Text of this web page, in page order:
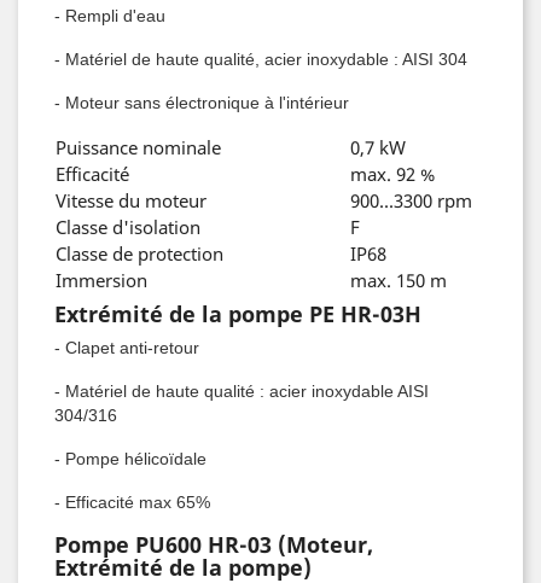
- Rempli d'eau
- Matériel de haute qualité, acier inoxydable : AISI 304
- Moteur sans électronique à l'intérieur
Puissance nominale
0,7 kW
Efficacité
max. 92 %
Vitesse du moteur
900...3300 rpm
Classe d'isolation
F
Classe de protection
IP68
Immersion
max. 150 m
Extrémité de la pompe PE HR-03H
- Clapet anti-retour
- Matériel de haute qualité : acier inoxydable AISI
304/316
- Pompe hélicoïdale
- Efficacité max 65%
Pompe PU600 HR-03 (Moteur,
Extrémité de la pompe)